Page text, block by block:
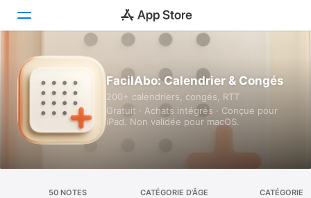
Aujourd’hui
Jeux
FacilAbo: Calendrier & Congés
200+ calendriers, congés, RTT
Gratuit · Achats intégrés · Conçue pour
iPad. Non validée pour macOS.
50 NOTES CATÉGORIE D’ÂGE CATÉGORIE